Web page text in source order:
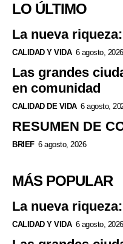
LO ÚLTIMO
La nueva
CALIDAD Y VIDA 6 agosto, 2026
Las grandes
en comunidad
CALIDAD DE VIDA 6 agosto,
RESUMEN DE
BRIEF 6 agosto, 2026
MÁS POPULAR
La nueva
CALIDAD Y VIDA 6 agosto, 2026